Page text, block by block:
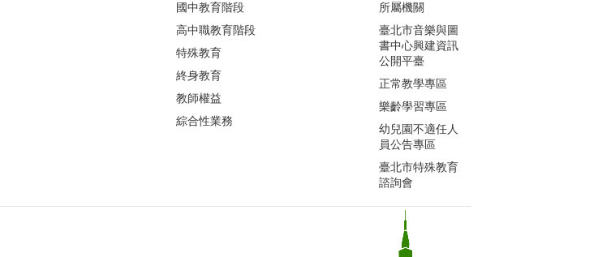
國中教育階段
高中職教育階段
特殊教育
終身教育
教師權益
綜合性業務
所屬機關
臺北市音樂與圖
書中心興建資訊
公開平臺
正常教學專區
樂齡學習專區
幼兒園不適任人
員公告專區
臺北市特殊教育
諮詢會